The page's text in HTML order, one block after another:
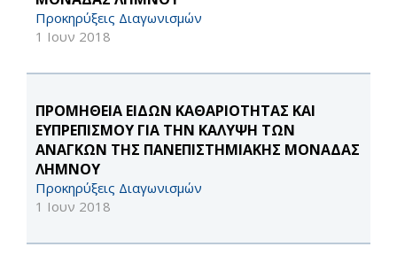
Προκηρύξεις Διαγωνισμών
1 Ιουν 2018
ΠΡΟΜΗΘΕΙΑ ΕΙΔΩΝ ΚΑΘΑΡΙΟΤΗΤΑΣ ΚΑΙ
ΕΥΠΡΕΠΙΣΜΟΥ ΓΙΑ ΤΗΝ ΚΑΛΥΨΗ ΤΩΝ
ΑΝΑΓΚΩΝ ΤΗΣ ΠΑΝΕΠΙΣΤΗΜΙΑΚΗΣ ΜΟΝΑΔΑΣ
ΛΗΜΝΟΥ
Προκηρύξεις Διαγωνισμών
1 Ιουν 2018